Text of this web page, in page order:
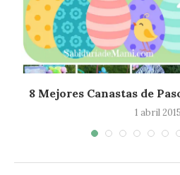
8 Mejores Canastas de
1 abril 2015